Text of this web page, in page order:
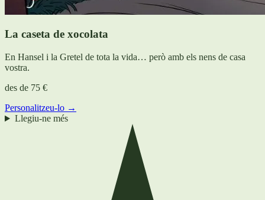
La caseta de xocolata
En Hansel i la Gretel de tota la vida… però amb els nens de casa
vostra.
des de 75 €
Personalitzeu-lo →
Llegiu-ne més